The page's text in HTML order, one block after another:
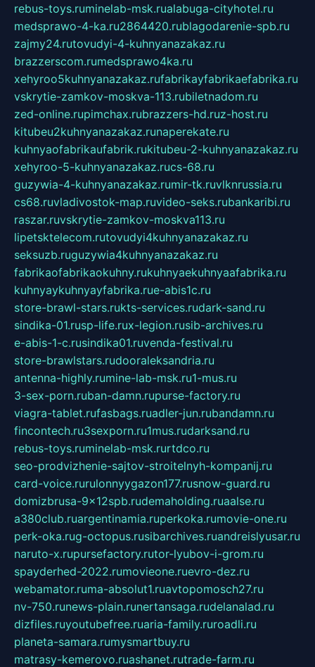
rebus-toys.ruminelab-msk.rualabuga-cityhotel.ru
medsprawo-4-ka.ru2864420.rublagodarenie-spb.ru
zajmy24.rutovudyi-4-kuhnyanazakaz.ru
brazzerscom.rumedsprawo4ka.ru
xehyroo5kuhnyanazakaz.rufabrikayfabrikaefabrika.ru
vskrytie-zamkov-moskva-113.rubiletnadom.ru
zed-online.rupimchax.rubrazzers-hd.ruz-host.ru
kitubeu2kuhnyanazakaz.runaperekate.ru
kuhnyaofabrikaufabrik.rukitubeu-2-kuhnyanazakaz.ru
xehyroo-5-kuhnyanazakaz.rucs-68.ru
guzywia-4-kuhnyanazakaz.rumir-tk.ruvlknrussia.ru
cs68.ruvladivostok-map.ruvideo-seks.rubankaribi.ru
raszar.ruvskrytie-zamkov-moskva113.ru
lipetsktelecom.rutovudyi4kuhnyanazakaz.ru
seksuzb.ruguzywia4kuhnyanazakaz.ru
fabrikaofabrikaokuhny.rukuhnyaekuhnyaafabrika.ru
kuhnyaykuhnyayfabrika.rue-abis1c.ru
store-brawl-stars.rukts-services.rudark-sand.ru
sindika-01.rusp-life.rux-legion.rusib-archives.ru
e-abis-1-c.rusindika01.ruvenda-festival.ru
store-brawlstars.rudooraleksandria.ru
antenna-highly.rumine-lab-msk.ru1-mus.ru
3-sex-porn.ruban-damn.rupurse-factory.ru
viagra-tablet.rufasbags.ruadler-jun.rubandamn.ru
fincontech.ru3sexporn.ru1mus.rudarksand.ru
rebus-toys.ruminelab-msk.rurtdco.ru
seo-prodvizhenie-sajtov-stroitelnyh-kompanij.ru
card-voice.rurulonnyygazon177.rusnow-guard.ru
domizbrusa-9x12spb.rudemaholding.ruaalse.ru
a380club.ruargentinamia.ruperkoka.rumovie-one.ru
perk-oka.rug-octopus.rusibarchives.ruandreislyusar.ru
naruto-x.rupursefactory.rutor-lyubov-i-grom.ru
spayderhed-2022.rumovieone.ruevro-dez.ru
webamator.ruma-absolut1.ruavtopomosch27.ru
nv-750.runews-plain.runertansaga.rudelanalad.ru
dizfiles.ruyoutubefree.ruaria-family.ruroadli.ru
planeta-samara.rumysmartbuy.ru
matrasy-kemerovo.ruashanet.rutrade-farm.ru